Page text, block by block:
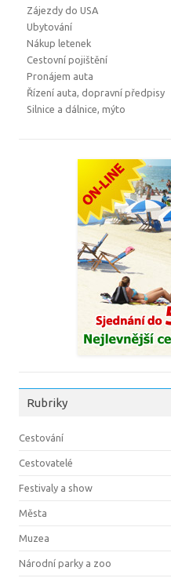
Zájezdy do USA
Ubytování
Nákup letenek
Cestovní pojištění
Pronájem auta
Řízení auta, dopravní předpisy
Silnice a dálnice, mýto
Rubriky
Cestování
Cestovatelé
Festivaly a show
Města
Muzea
Národní parky a zoo